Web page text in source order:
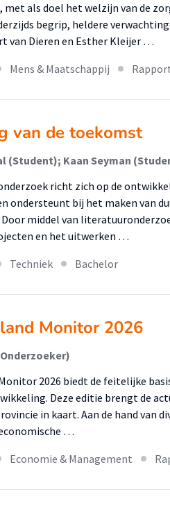
met als doel het welzijn van de
begrip, heldere
van Dieren en Esther Kleijer …
Mens & Maatschappij
van de toekomst
(Student); Kaan Seyman
richt zich op de
ondersteunt bij het maken van
middel van
en het uitwerken …
Techniek Bachelor
Monitor 2026
2026 biedt de feitelijke
Deze editie brengt de
in kaart. Aan de hand van
…
Economie & Management